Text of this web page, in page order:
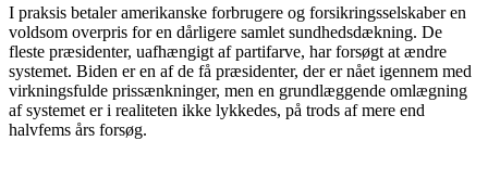
I praksis betaler amerikanske forbrugere og forsikringsselskaber en
voldsom overpris for en dårligere samlet sundhedsdækning. De
fleste præsidenter, uafhængigt af partifarve, har forsøgt at ændre
systemet. Biden er en af de få præsidenter, der er nået igennem med
virkningsfulde prissænkninger, men en grundlæggende omlægning
af systemet er i realiteten ikke lykkedes, på trods af mere end
halvfems års forsøg.